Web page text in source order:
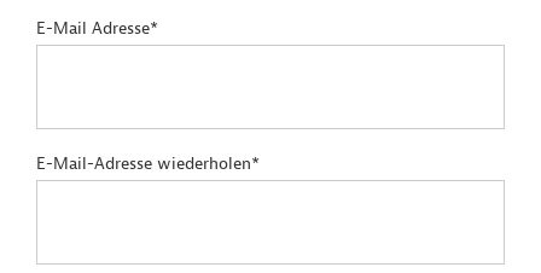
E-Mail Adresse*
E-Mail-Adresse wiederholen*